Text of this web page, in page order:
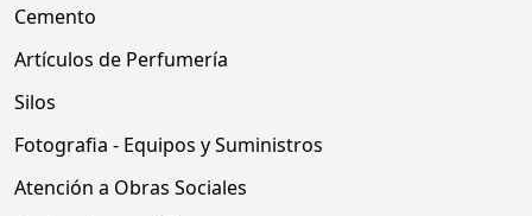
Cemento
Artículos de Perfumería
Silos
Fotografia - Equipos y Suministros
Atención a Obras Sociales